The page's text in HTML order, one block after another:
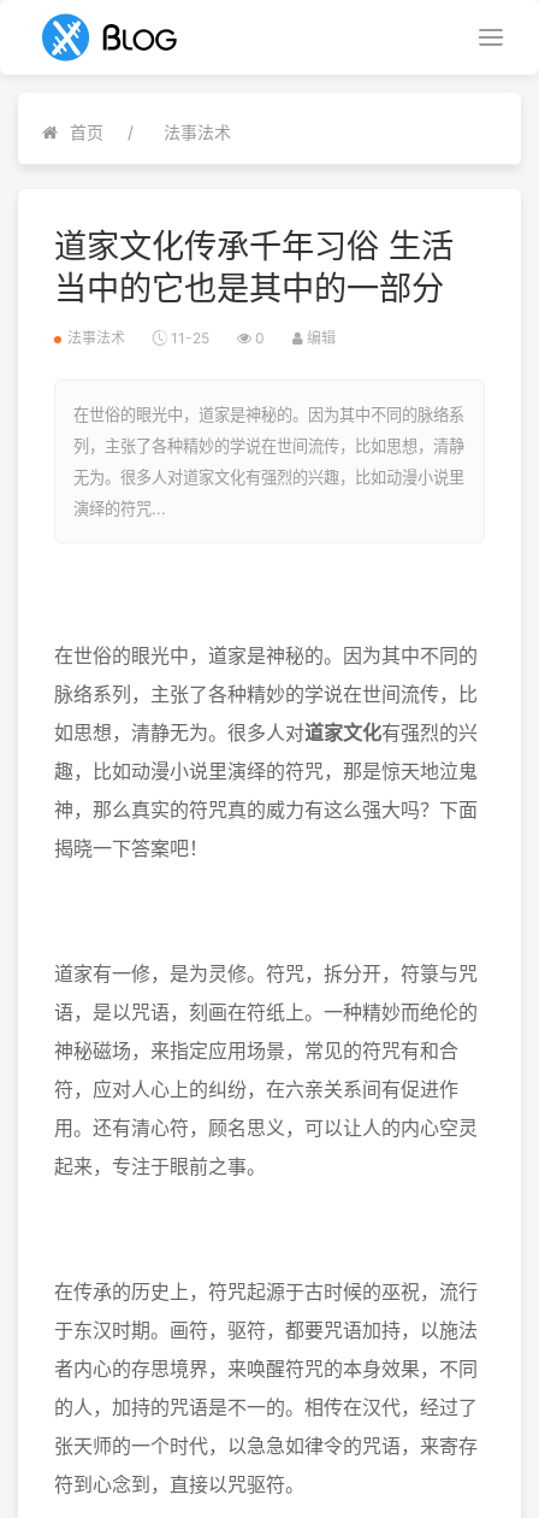
首页 法事法术
道家文化传承千年习俗 生活
当中的它也是其中的一部分
法事法术 11-25 0 编辑
在世俗的眼光中，道家是神秘的。因为其中不同的脉络系
列，主张了各种精妙的学说在世间流传，比如思想，清静
无为。很多人对道家文化有强烈的兴趣，比如动漫小说里
演绎的符咒...
在世俗的眼光中，道家是神秘的。因为其中不同的
脉络系列，主张了各种精妙的学说在世间流传，比
如思想，清静无为。很多人对道家文化有强烈的兴
趣，比如动漫小说里演绎的符咒，那是惊天地泣鬼
神，那么真实的符咒真的威力有这么强大吗？下面
揭晓一下答案吧！
道家有一修，是为灵修。符咒，拆分开，符箓与咒
语，是以咒语，刻画在符纸上。一种精妙而绝伦的
神秘磁场，来指定应用场景，常见的符咒有和合
符，应对人心上的纠纷，在六亲关系间有促进作
用。还有清心符，顾名思义，可以让人的内心空灵
起来，专注于眼前之事。
在传承的历史上，符咒起源于古时候的巫祝，流行
于东汉时期。画符，驱符，都要咒语加持，以施法
者内心的存思境界，来唤醒符咒的本身效果，不同
的人，加持的咒语是不一的。相传在汉代，经过了
张天师的一个时代，以急急如律令的咒语，来寄存
符到心念到，直接以咒驱符。